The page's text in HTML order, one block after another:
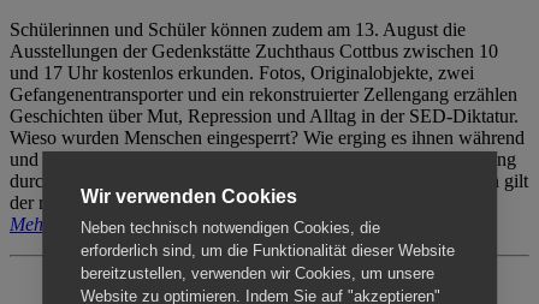
Schülerinnen und Schüler können zudem am 13. August die
Ausstellungen der Gedenkstätte Zuchthaus Cottbus zwischen 10
und 17 Uhr kostenlos erkunden. Fotos, Originalobjekte, zwei
Gefangenentransporter und ein rekonstruierter Zellengang erzählen
Geschichten über Mut, Repression und Alltag in der SED-Diktatur.
Wieso wurden Menschen eingesperrt? Wie erging es ihnen während
und nach der Haft? Der Besuch erfolgt individuell ohne Betreuung
durch das Menschenrechtszentrum Cottbus. Für Begleitpersonen gilt
der reguläre Eintritt (8€ / ermäßigt 5€).
Mehr erfahren
Wir verwenden Cookies
Neben technisch notwendigen Cookies, die
erforderlich sind, um die Funktionalität dieser Website
bereitzustellen, verwenden wir Cookies, um unsere
Website zu optimieren. Indem Sie auf "akzeptieren"